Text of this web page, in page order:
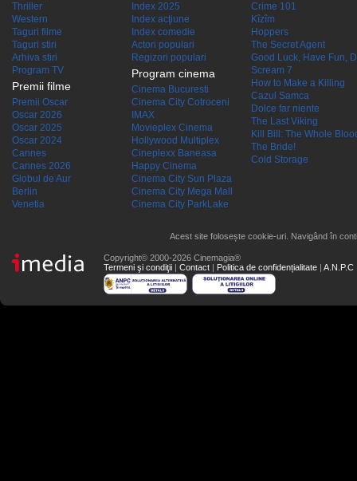
Thriller
Western
Taguri filme
Taguri stiri
Arhiva stiri
Program TV
Premii filme
Premii Oscar
Oscar 2026
Oscar 2025
Oscar 2024
Cannes
Cannes 2026
Globul de Aur
Berlin
Venetia
Index 2025
Index acţiune
Index comedie
Actori populari
Regizori populari
Program cinema
Cinema Bucuresti
Cinema City Cotroceni
IMAX
Movieplex Cinema
Hollywood Multiplex
Cineplexx Baneasa
Happy Cinema
Cinema City Sun Plaza
Cinema City Mega Mall
Cinema City ParkLake
Crime 101
Kîzîm
Hoppers
The Secret Agent
Good Luck, Have Fun,
Scream 7
How to Make a Killing
Cazul Samca
Dolce far niente
The Last Viking
Kill Bill: The Whole
The Bride!
Cold Storage
Acest site folosește cookie-uri. Navigând în
Copyright© 2000-2026 Cinemagia®
Termeni şi condiţii | Contact | Politica de confidențialitate | A.N.P.C